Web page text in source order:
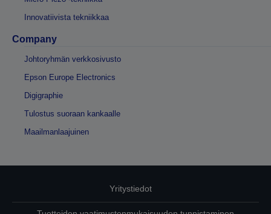
Innovatiivista tekniikkaa
Company
Johtoryhmän verkkosivusto
Epson Europe Electronics
Digigraphie
Tulostus suoraan kankaalle
Maailmanlaajuinen
Yritystiedot